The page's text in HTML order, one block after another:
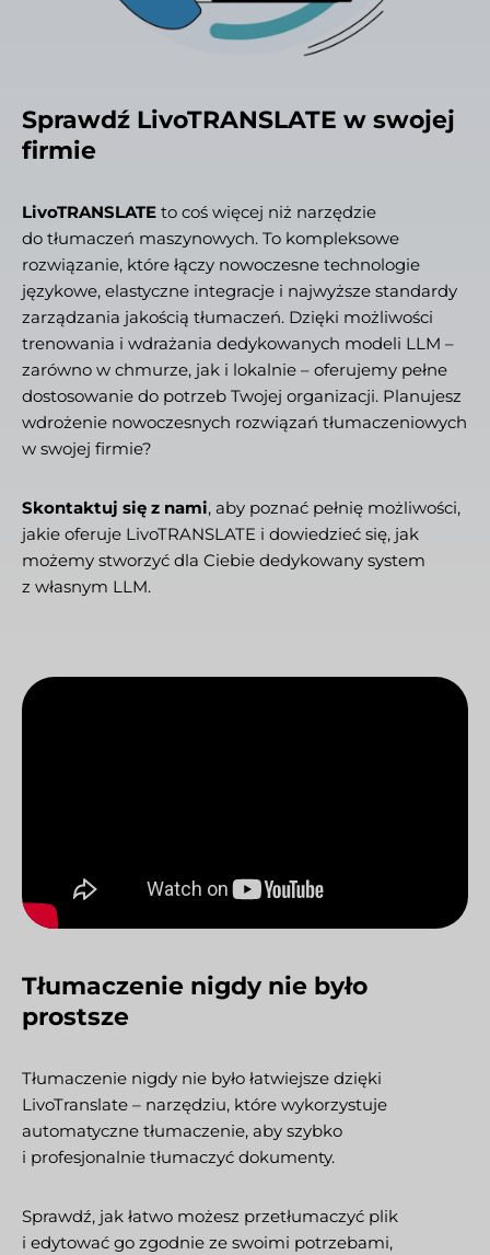
Sprawdź LivoTRANSLATE w swojej
firmie
LivoTRANSLATE to coś więcej niż narzędzie
do tłumaczeń maszynowych. To kompleksowe
rozwiązanie, które łączy nowoczesne technologie
językowe, elastyczne integracje i najwyższe standardy
zarządzania jakością tłumaczeń. Dzięki możliwości
trenowania i wdrażania dedykowanych modeli LLM –
zarówno w chmurze, jak i lokalnie – oferujemy pełne
dostosowanie do potrzeb Twojej organizacji. Planujesz
wdrożenie nowoczesnych rozwiązań tłumaczeniowych
w swojej firmie?
Skontaktuj się z nami, aby poznać pełnię możliwości,
jakie oferuje LivoTRANSLATE i dowiedzieć się, jak
możemy stworzyć dla Ciebie dedykowany system
z własnym LLM.
Tłumaczenie nigdy nie było
prostsze
Tłumaczenie nigdy nie było łatwiejsze dzięki
LivoTranslate – narzędziu, które wykorzystuje
automatyczne tłumaczenie, aby szybko
i profesjonalnie tłumaczyć dokumenty.
Sprawdź, jak łatwo możesz przetłumaczyć plik
i edytować go zgodnie ze swoimi potrzebami,